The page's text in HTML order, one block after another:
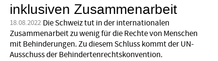
inklusiven Zusammenarbeit
18.08.2022 Die Schweiz tut in der internationalen
Zusammenarbeit zu wenig für die Rechte von Menschen
mit Behinderungen. Zu diesem Schluss kommt der UN-
Ausschuss der Behindertenrechtskonvention.